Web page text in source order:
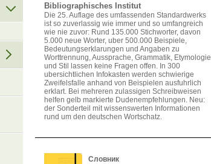
Bibliographisches Institut
Die 25. Auflage des umfassenden Standardwerks
ist so zuverlassig wie immer und so umfangreich
wie nie zuvor: Rund 135.000 Stichworter, davon
5.000 neue Worter, uber 500.000 Beispiele,
Bedeutungserklarungen und Angaben zu
Worttrennung, Aussprache, Grammatik, Etymologie
und Stil lassen keine Fragen offen. In 300
ubersichtlichen Infokasten werden schwierige
Zweifelsfalle anhand von Beispielen ausfuhrlich
erklart. Bei mehreren zulassigen Schreibweisen
helfen gelb markierte Dudenempfehlungen. Neu:
der Sonderteil mit wissenswerten Informationen
rund um den deutschen Wortschatz.
Словник